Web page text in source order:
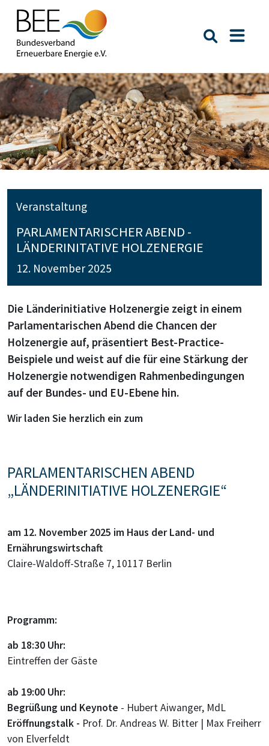
Suche
Veranstaltung
PARLAMENTARISCHER ABEND -
LÄNDERINITATIVE HOLZENERGIE
12. November 2025
Die Länderinitiative Holzenergie zeigt in einem
Parlamentarischen Abend die Chancen der
Holzenergie auf, präsentiert Best-Practice-
Beispiele und weist auf die für eine Stärkung der
Holzenergie notwendigen Rahmenbedingungen
auf der Bundes- und EU-Ebene hin.
Wir laden Sie herzlich ein zum
PARLAMENTARISCHEN ABEND
„LÄNDERINITIATIVE HOLZENERGIE“
am 12. November 2025 im Haus der Land- und
Ernährungswirtschaft
Claire-Waldoff-Straße 7, 10117 Berlin
Programm:
ab 18:30 Uhr:
Eintreffen der Gäste
ab 19:00 Uhr:
Begrüßung und Keynote - Hubert Aiwanger, MdL
Eröffnungstalk - Prof. Dr. Andreas W. Bitter | Max Freiherr
von Elverfeldt